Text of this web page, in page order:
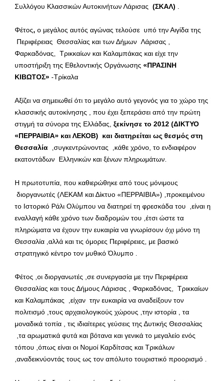
Συλλόγου Κλασσικών Αυτοκινήτων Λάρισας (ΣΚΑΛ) .
Φέτος, ο μεγάλος αυτός αγώνας τελούσε υπό την Αιγίδα της
Περιφέρειας Θεσσαλίας και των Δήμων Λάρισας ,
Φαρκαδόνας, Τρικκαίων και Καλαμπάκας και είχε την
υποστήριξη της Εθελοντικής Οργάνωσης «ΠΡΑΣΙΝΗ
ΚΙΒΩΤΟΣ» -Τρίκαλα
Αξίζει να σημειωθεί ότι το μεγάλο αυτό γεγονός για το χώρο της
κλασσικής αυτοκίνησης , που έχει ξεπεράσει από την πρώτη
στιγμή τα σύνορα της Ελλάδας, ξεκίνησε το 2012 (ΔΙΚΤΥΟ
«ΠΕΡΡΑΙΒΙΑ» και ΛΕΚΟΒ) και διατηρείται ως θεσμός στη
Θεσσαλία ,συγκεντρώνοντας ,κάθε χρόνο, το ενδιαφέρον
εκατοντάδων Ελληνικών και ξένων πληρωμάτων.
Η πρωτοτυπία, που καθιερώθηκε από τους μόνιμους
διοργανωτές (ΛΕΚΑΜ και Δίκτυο «ΠΕΡΡΑΙΒΙΑ») ,προκειμένου
το Ιστορικό Ράλι Ολύμπου να διατηρεί τη φρεσκάδα του ,είναι η
εναλλαγή κάθε χρόνο των διαδρομών του ,έτσι ώστε τα
πληρώματα να έχουν την ευκαιρία να γνωρίσουν όχι μόνο τη
Θεσσαλία ,αλλά και τις όμορες Περιφέρειες, με βασικό
στρατηγικό κέντρο τον μυθικό Όλυμπο .
Φέτος ,οι διοργανωτές ,σε συνεργασία με την Περιφέρεια
Θεσσαλίας και τους Δήμους Λάρισας , Φαρκαδόνας, Τρικκαίων
και Καλαμπάκας ,είχαν την ευκαιρία να αναδείξουν τον
πολιτισμό ,τους αρχαιολογικούς χώρους ,την ιστορία , τα
μοναδικά τοπία , τις ιδιαίτερες γεύσεις της Δυτικής Θεσσαλίας
,τα αρωματικά φυτά και βότανα και γενικά το μεγαλείο ενός
τόπου ,όπως είναι οι Νομοί Καρδίτσας και Τρικάλων
,αναδεικνύοντάς τους ως τον απόλυτο τουριστικό προορισμό .